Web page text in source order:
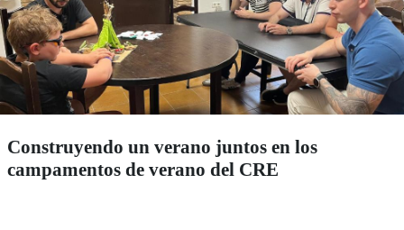
Construyendo un verano juntos en los
campamentos de verano del CRE